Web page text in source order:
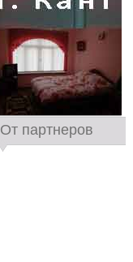
От партнеров